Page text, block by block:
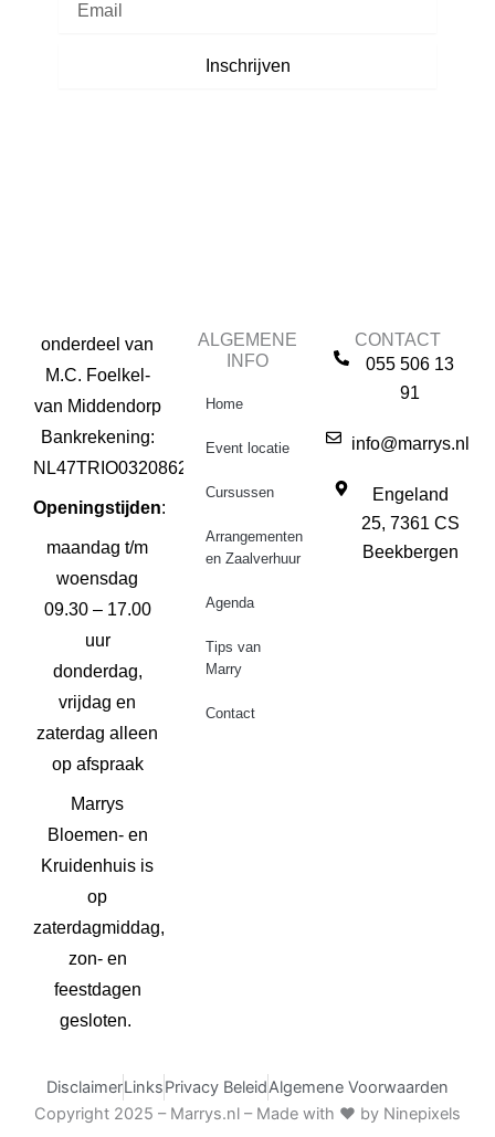
Inschrijven
onderdeel van
M.C. Foelkel-
van Middendorp
Bankrekening:
NL47TRIO0320862291
Openingstijden:
maandag t/m
woensdag
09.30 – 17.00
uur
donderdag,
vrijdag en
zaterdag alleen
op afspraak
Marrys
Bloemen- en
Kruidenhuis is
op
zaterdagmiddag,
zon- en
feestdagen
gesloten.
ALGEMENE
INFO
Home
Event locatie
Cursussen
Arrangementen
en Zaalverhuur
Agenda
Tips van
Marry
Contact
CONTACT
055 506 13
91
info@marrys.nl
Engeland
25, 7361 CS
Beekbergen
DisclaimerLinksPrivacy BeleidAlgemene Voorwaarden
Copyright 2025 – Marrys.nl – Made with ♥ by Ninepixels